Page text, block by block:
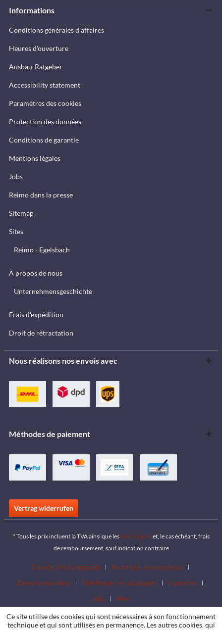
Informations
Conditions générales d'affaires
Heures d'ouverture
Ausbau-Ratgeber
Accessibility statement
Paramètres des cookies
Protection des données
Conditions de garantie
Mentions légales
Jobs
Reimo dans la presse
Sitemap
Sites
Reimo - Egelsbach
À propos de nous
Unternehmensgeschichte
Frais d'expédition
Droit de rétractation
Nous réalisons nos envois avec
Méthodes de paiement
Vertrag widerrufen
* Tous les prix incluent la TVA ainsi que lesfrais de portet, le cas échéant, frais
de remboursement, sauf indication contraire
Zone de téléchargement
Recherche de revendeurs
Devenir revendeur
Télécharger les catalogues
Contactez
Jobs
Sites
Ce site utilise des cookies qui sont nécessaires à son fonctionnement
technique et qui sont utilisés en permanence. Les autres cookies, qui